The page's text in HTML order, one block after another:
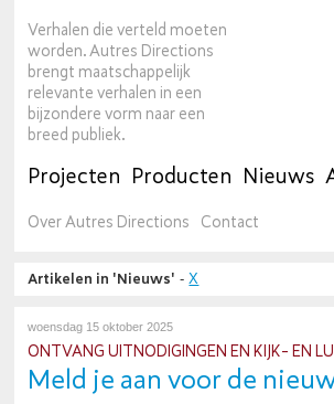
Verhalen die verteld moeten
worden. Autres Directions
brengt maatschappelijk
relevante verhalen in een
bijzondere vorm naar een
breed publiek.
Projecten Producten Nieuws
Over Autres Directions Contact
Artikelen in 'Nieuws' -X
woensdag 15 oktober 2025
ONTVANG UIT­NO­DI­GIN­GEN EN KIJK- EN
Meld je aan voor de